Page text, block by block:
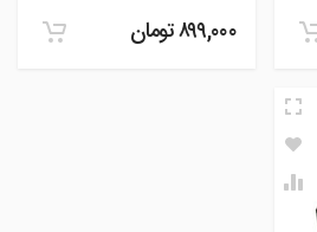
۸۹۹,۰۰۰تومان